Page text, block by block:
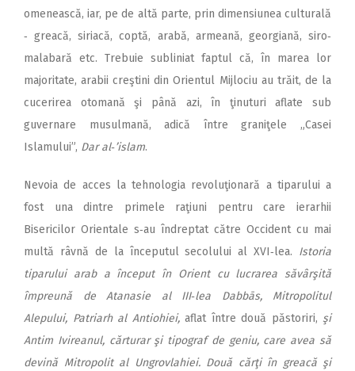
omenească, iar, pe de altă parte, prin dimensiunea cul­tu­rală
‑ greacă, siriacă, coptă, ara­bă, armeană, georgiană, siro‑
malabară etc. Trebuie subliniat faptul că, în marea lor
majoritate, arabii creştini din Orientul Mij­lo­ciu au trăit, de la
cucerirea otomană şi până azi, în ţinuturi aflate sub
guvernare musulmană, adică între graniţele „Casei
Islamului”, Dar al‑’islam.
Nevoia de acces la tehnologia revoluţionară a tiparului a
fost una dintre primele raţiuni pentru care ierarhii
Bisericilor Orientale s‑au îndreptat către Occident cu mai
multă râvnă de la începutul secolului al XVI‑lea. Istoria
tiparului arab a început în Orient cu lucrarea săvârşită
împreună de Atanasie al III‑lea Dabbās, Mitropolitul
Alepului, Patriarh al Antiohiei,aflat între două păsto­riri, şi
Antim Ivireanul, cărturar şi tipograf de geniu, care avea să
devină Mitropolit al Ungrovla­hiei. Două cărţi în greacă şi